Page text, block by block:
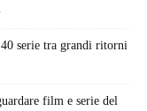
serie tra grandi ritorni
film e serie del